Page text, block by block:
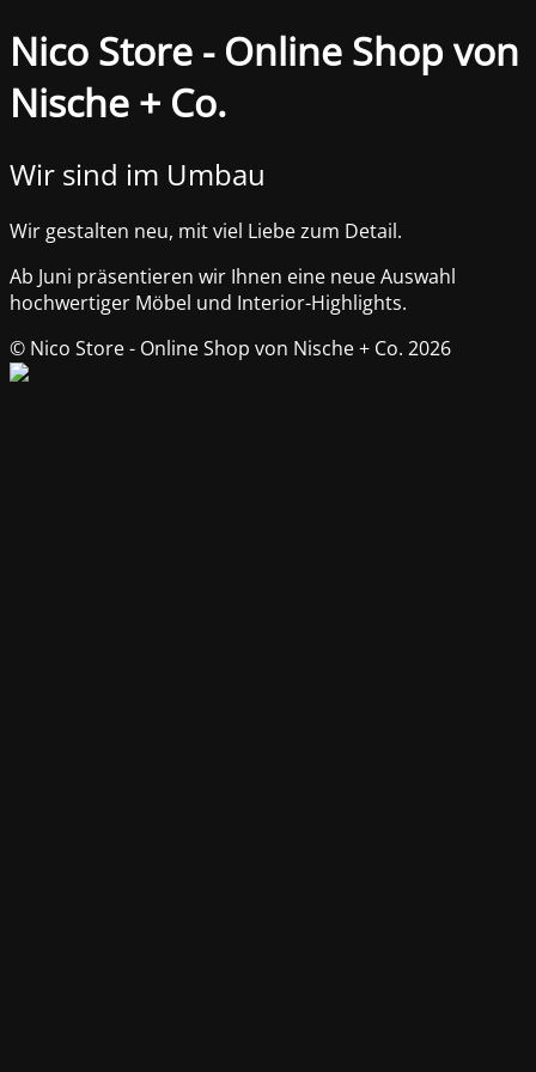
Nico Store - Online Shop von
Nische + Co.
Wir sind im Umbau
Wir gestalten neu, mit viel Liebe zum Detail.
Ab Juni präsentieren wir Ihnen eine neue Auswahl
hochwertiger Möbel und Interior-Highlights.
© Nico Store - Online Shop von Nische + Co. 2026